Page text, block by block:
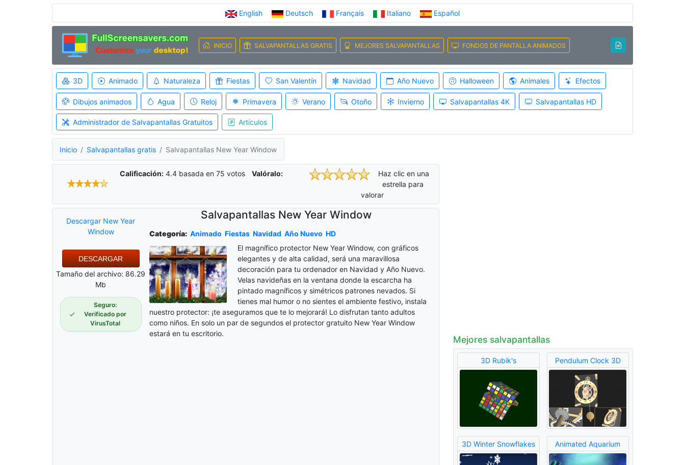
English Deutsch Français Italiano Español
INICIO SALVAPANTALLAS GRATIS MEJORES SALVAPANTALLAS FONDOS DE PANTALLA ANIMADOS
3D Animado Naturaleza Fiestas San Valentín Navidad Año Nuevo Halloween Animales Efectos
Dibujos animados Agua Reloj Primavera Verano Otoño Invierno Salvapantallas 4K Salvapantallas HD
Administrador de Salvapantallas Gratuitos Artículos
Inicio Salvapantallas gratis Salvapantallas New Year Window
Calificación: 4.4 basada en 75 votos Valóralo:
Haz clic en una
estrella para
valorar
Descargar New Year
Window
DESCARGAR
Tamaño del archivo: 86.29
Mb
Seguro:
Verificado por
VirusTotal
Salvapantallas New Year Window
Categoría: Animado Fiestas Navidad Año Nuevo HD
El magnífico protector New Year Window, con gráficos
elegantes y de alta calidad, será una maravillosa
decoración para tu ordenador en Navidad y Año Nuevo.
Velas navideñas en la ventana donde la escarcha ha
pintado magníficos y simétricos patrones nevados. Si
tienes mal humor o no sientes el ambiente festivo, instala
nuestro protector: ¡te aseguramos que te lo mejorará! Lo disfrutan tanto adultos
como niños. En solo un par de segundos el protector gratuito New Year Window
estará en tu escritorio.
Mejores salvapantallas
3D Rubik's Pendulum Clock 3D
3D Winter Snowflakes Animated Aquarium